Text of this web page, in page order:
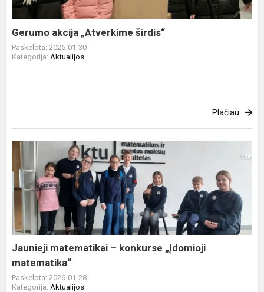
Gerumo akcija „Atverkime širdis“
Paskelbta: 2026-01-30
Kategorija: Aktualijos
Plačiau
Jaunieji
matematikai
–
konkurse
„Įdomioji
matematika“
Jaunieji matematikai – konkurse „Įdomioji
matematika“
Paskelbta: 2026-01-28
Kategorija: Aktualijos